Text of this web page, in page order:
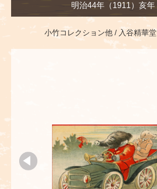
明治44年（1911）亥年
小竹コレクション他 入谷精華堂